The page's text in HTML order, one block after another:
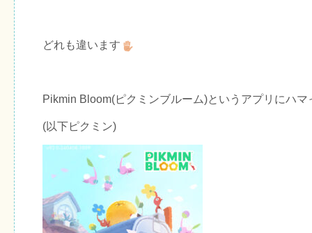
どれも違います
Pikmin Bloom(ピクミンブルーム)というアプリにハマ
(以下ピクミン)